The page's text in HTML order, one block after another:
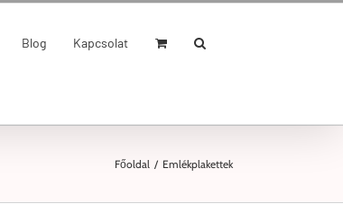
Blog Kapcsolat
Főoldal / Emlékplakettek